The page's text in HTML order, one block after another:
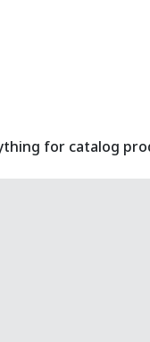
for catalog